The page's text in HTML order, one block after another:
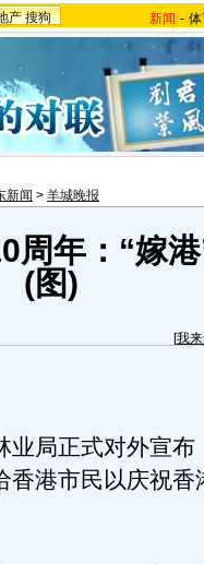
产 搜狗 新闻 -
新闻 > 羊城晚报
周年：“嫁
(图)
[我
局正式对外宣布
香港市民以庆祝香